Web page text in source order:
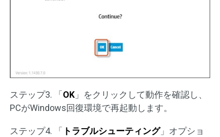
ステップ3. 「 OK 」をクリックして動作を確認し、
PCがWindows回復環境で再起動します。
ステップ4. 「 トラブルシューティング」オプショ